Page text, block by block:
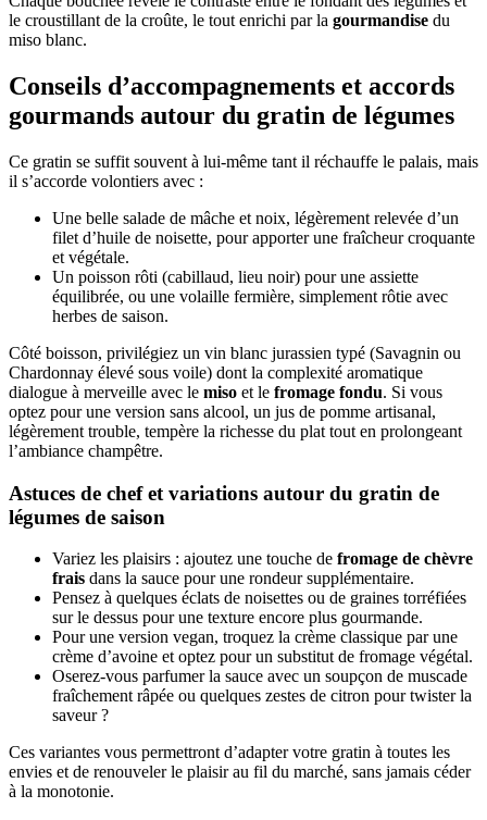
le croustillant de la croûte, le tout enrichi par la gourmandise du
miso blanc.
Conseils d’accompagnements et accords
gourmands autour du gratin de légumes
Ce gratin se suffit souvent à lui-même tant il réchauffe le palais, mais
il s’accorde volontiers avec :
Une belle salade de mâche et noix, légèrement relevée d’un
filet d’huile de noisette, pour apporter une fraîcheur croquante
et végétale.
Un poisson rôti (cabillaud, lieu noir) pour une assiette
équilibrée, ou une volaille fermière, simplement rôtie avec
herbes de saison.
Côté boisson, privilégiez un vin blanc jurassien typé (Savagnin ou
Chardonnay élevé sous voile) dont la complexité aromatique
dialogue à merveille avec le miso et le fromage fondu. Si vous
optez pour une version sans alcool, un jus de pomme artisanal,
légèrement trouble, tempère la richesse du plat tout en prolongeant
l’ambiance champêtre.
Astuces de chef et variations autour du gratin de
légumes de saison
Variez les plaisirs : ajoutez une touche de fromage de chèvre
frais dans la sauce pour une rondeur supplémentaire.
Pensez à quelques éclats de noisettes ou de graines torréfiées
sur le dessus pour une texture encore plus gourmande.
Pour une version vegan, troquez la crème classique par une
crème d’avoine et optez pour un substitut de fromage végétal.
Oserez-vous parfumer la sauce avec un soupçon de muscade
fraîchement râpée ou quelques zestes de citron pour twister la
saveur ?
Ces variantes vous permettront d’adapter votre gratin à toutes les
envies et de renouveler le plaisir au fil du marché, sans jamais céder
à la monotonie.